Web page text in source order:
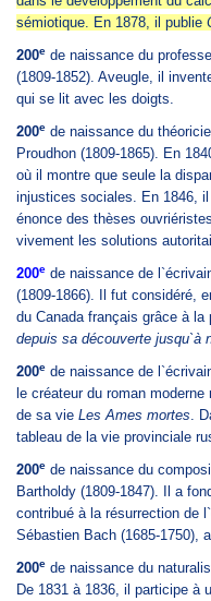
sémiotique. En 1878, il publie
200e de naissance du
(1809-1852). Aveugle, il
qui se lit avec les doigts.
200e de naissance du
Proudhon (1809-1865). En
où il montre que seule la
injustices sociales. En 1846, il
énonce des thèses
vivement les solutions
200e de naissance de
(1809-1866). Il fut considéré,
du Canada français grâce à la
depuis sa découverte jusqu`à
200e de naissance de
le créateur du roman
de sa vie Les Ames mortes.
tableau de la vie provinciale
200e de naissance du
Bartholdy (1809-1847). Il a
contribué à la résurrection de
Sébastien Bach (1685-1750),
200e de naissance du
De 1831 à 1836, il participe à